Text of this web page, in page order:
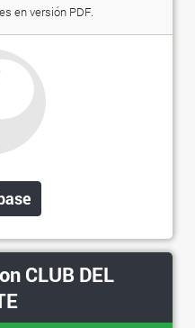
en versión PDF.
CLUB DEL